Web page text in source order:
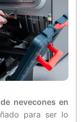
de nevecones en
para ser lo